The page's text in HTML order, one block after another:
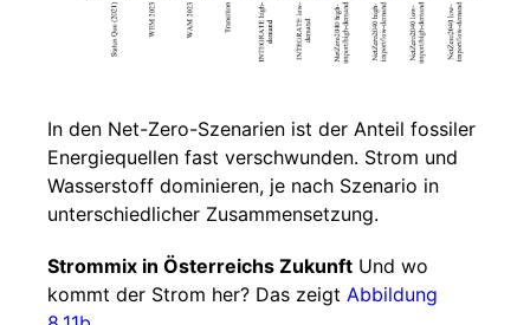
In den Net-Zero-Szenarien ist der Anteil fossiler
Energiequellen fast verschwunden. Strom und
Wasserstoff dominieren, je nach Szenario in
unterschiedlicher Zusammensetzung.
Strommix in Österreichs Zukunft Und wo
kommt der Strom her? Das zeigt Abbildung